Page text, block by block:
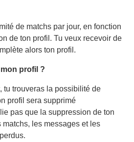
de matchs par jour, en fonction
de ton profil. Tu veux recevoir de
alors ton profil.
profil ?
tu trouveras la possibilité de
profil sera supprimé
pas que la suppression de ton
les messages et les